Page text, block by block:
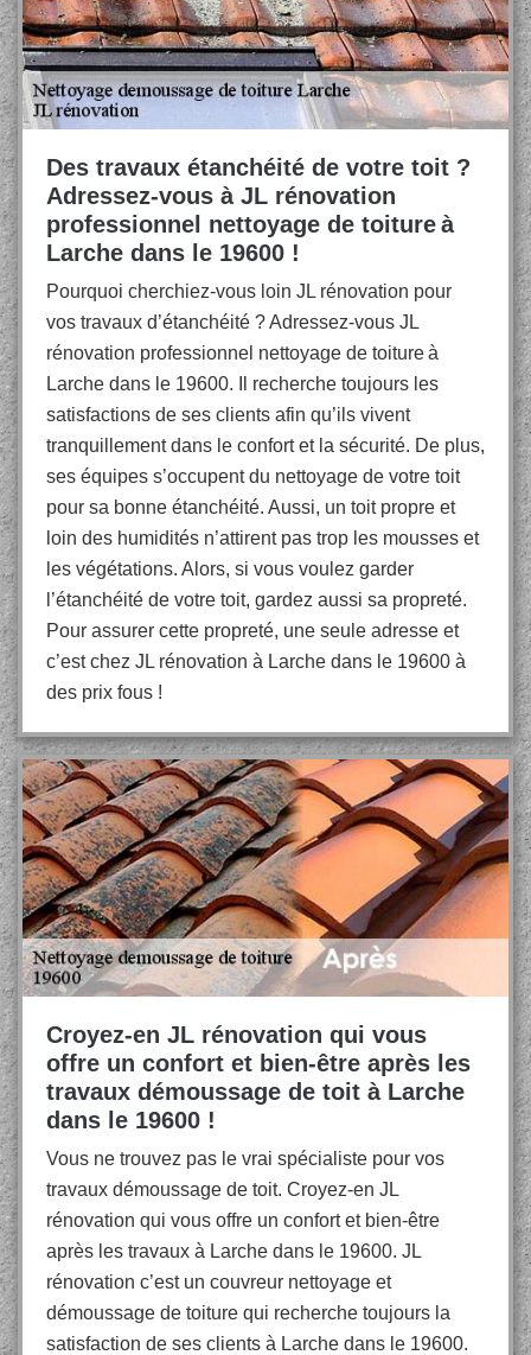
Des travaux étanchéité de votre toit ?
Adressez-vous à JL rénovation
professionnel nettoyage de toiture à
Larche dans le 19600 !
Pourquoi cherchiez-vous loin JL rénovation pour
vos travaux d’étanchéité ? Adressez-vous JL
rénovation professionnel nettoyage de toiture à
Larche dans le 19600. Il recherche toujours les
satisfactions de ses clients afin qu’ils vivent
tranquillement dans le confort et la sécurité. De plus,
ses équipes s’occupent du nettoyage de votre toit
pour sa bonne étanchéité. Aussi, un toit propre et
loin des humidités n’attirent pas trop les mousses et
les végétations. Alors, si vous voulez garder
l’étanchéité de votre toit, gardez aussi sa propreté.
Pour assurer cette propreté, une seule adresse et
c’est chez JL rénovation à Larche dans le 19600 à
des prix fous !
Croyez-en JL rénovation qui vous
offre un confort et bien-être après les
travaux démoussage de toit à Larche
dans le 19600 !
Vous ne trouvez pas le vrai spécialiste pour vos
travaux démoussage de toit. Croyez-en JL
rénovation qui vous offre un confort et bien-être
après les travaux à Larche dans le 19600. JL
rénovation c’est un couvreur nettoyage et
démoussage de toiture qui recherche toujours la
satisfaction de ses clients à Larche dans le 19600.